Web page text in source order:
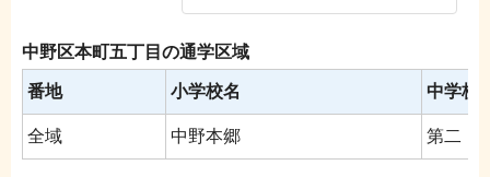
中野区本町五丁目の通学区域
番地 小学校名 中学校
全域 中野本郷 第二